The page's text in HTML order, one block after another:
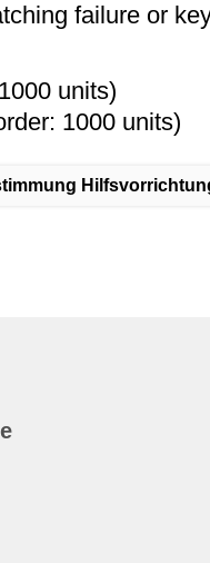
failure or
units)
1000 units)